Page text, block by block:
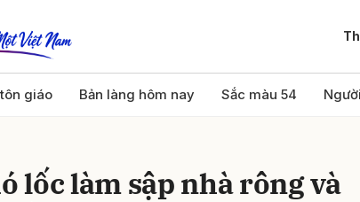
giáo Bản làng hôm nay Sắc màu 54
lốc làm sập nhà rông và
Gửi bình luận